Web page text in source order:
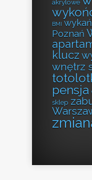
akrylowe
BMI
Poznań
klucz
wnętrz
pensja
sklep